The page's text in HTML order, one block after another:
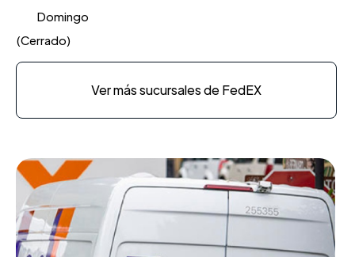
Domingo
(Cerrado)
Ver más sucursales de FedEX